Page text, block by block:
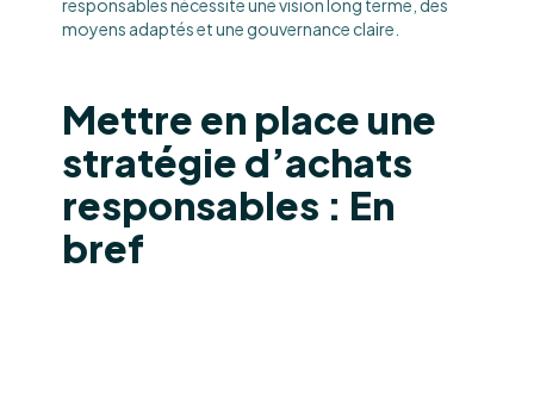
responsables nécessite une vision long terme, des
moyens adaptés et une gouvernance claire.
Mettre en place une
stratégie d’achats
responsables : En
bref